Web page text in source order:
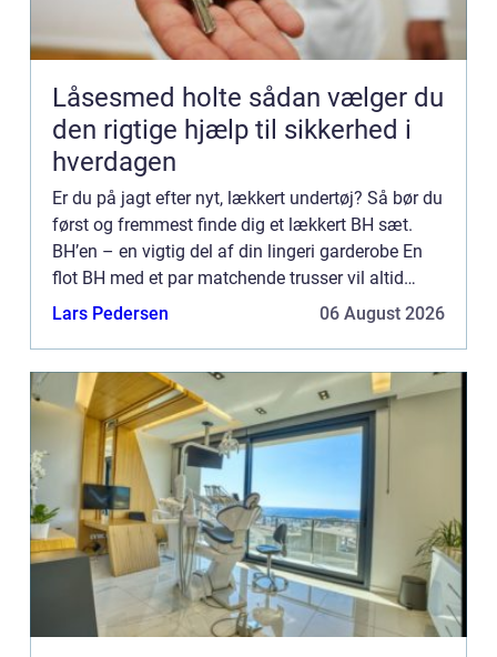
Låsesmed holte sådan vælger du
den rigtige hjælp til sikkerhed i
hverdagen
Er du på jagt efter nyt, lækkert undertøj? Så bør du
først og fremmest finde dig et lækkert BH sæt.
BH’en – en vigtig del af din lingeri garderobe En
flot BH med et par matchende trusser vil altid
udgøre den mest grundlæggende del af en smuk
Lars Pedersen 06 August 2026